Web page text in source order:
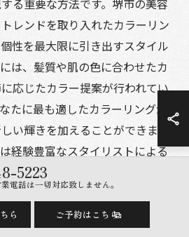
る重要な方法です。堺市の美容
レンドを取り入れたカラーリン
性を最大限に引き出すスタイル
は、髪質や肌の色に合わせたカ
応じたカラー提案が行われてい
たに最も適したカラーリングが
い輝きを加えることができま
経験豊富なスタイリストによる
、理想のヘアスタイルを見つけ
ができます。あなたらしいスタ
毎日のスタイリングが一層楽し
5223
電話は一切対応致しません。
ら ご予約はこちら